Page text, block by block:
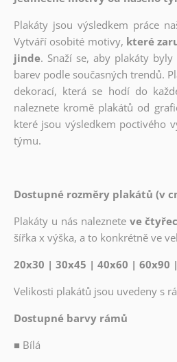
Plakáty jsou výsledkem práce
Vytváří osobité motivy, které
jinde. Snaží se, aby plakáty
barev podle současných trendů.
dekorací, která se hodí do
naleznete kromě plakátů od
které jsou výsledkem poctivého
týmu.
Dostupné rozměry plakátů (v
Plakáty u nás naleznete ve
šířka x výška, a to konkrétně ve
20x30 | 30x45 | 40x60 | 60x90 |
Velikosti plakátů jsou uvedeny s
Dostupné barvy rámů
■ Bílá